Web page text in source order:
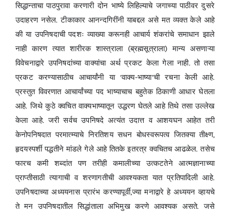
सिद्धान्ताचा पाठपुरावा करणारी दोन भाष्ये लिहिल्याचे जगाच्या पाठीवर दुसरे
उदाहरण नसेल. टीकाकार आनन्दगिरींनी याबद्दल असे मत व्यक्त केले आहे
की या उपनिषदाची पदशः व्याख्या करूनही आचार्य शंकरांचे समाधान झाले
नाही कारण त्यात शारीरक शास्त्राला (ब्रह्मसूत्राला) मान्य असणाऱ्या
विवेचनाद्वारे उपनिषदांच्या वाक्यांचा अर्थ प्रकट केला गेला नाही. तो तसा
प्रकट करण्यासाठीच आचार्यांनी या ‘वाक्य-भाष्या’ची रचना केली आहे.
प्रस्तुत विवरणात आचार्यांच्या पद भाष्याचाच बहुतेक ठिकाणी आधार घेतला
आहे. जिथे कुठे क्वचित वाक्यभाष्यातून उद्धरण घेतले आहे तिथे तसा उल्लेख
केला आहे. जरी सर्वच उपनिषदे अत्यंत उदात्त व आशयघन आहेत तरी
केनोपनिषदात परमात्म्याचे निरतिशय सधन बोधस्वरूपत्व जितक्या तीक्ष्ण,
हृदयस्पर्शी पद्धतीने मांडले गेले आहे तितके इतरत्र क्वचितच आढळेल. तसेच
फारच कमी शब्दांत पण तरीही कमालीच्या उत्कटतेने आत्मज्ञानाच्या
प्राप्तीसाठी त्यागाची व शरणागतीची आवश्यकता यात प्रतिपादिली आहे.
उपनिषदाच्या अध्ययनास प्रारंभ करण्यापूर्वी,ज्या मनाद्वारे हे अध्ययन व्हायचे
ते मन उपनिषदातील सिद्धांताला अभिमुख करणे आवश्यक असते. जसे